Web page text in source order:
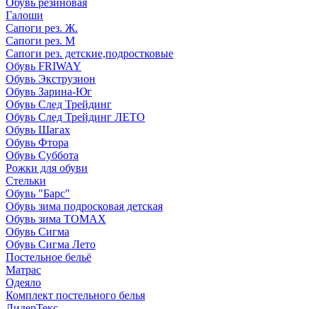
Обувь резиновая
Галоши
Сапоги рез. Ж.
Сапоги рез. М
Сапоги рез. детские,подростковые
Обувь FRIWAY
Обувь Экструзион
Обувь Зарина-Юг
Обувь След Трейдинг
Обувь След Трейдинг ЛЕТО
Обувь Шагах
Обувь Фтора
Обувь Суббота
Рожки для обуви
Стельки
Обувь "Барс"
Обувь зима подросковая детская
Обувь зима ТОМАХ
Обувь Сигма
Обувь Сигма Лето
Постельное бельё
Матрас
Одеяло
Комплект постельного белья